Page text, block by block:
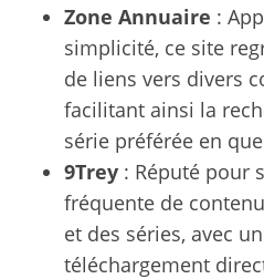
Zone Annuaire :
simplicité, ce site
de liens vers divers
facilitant ainsi la
série préférée en
9Trey: Réputé pour
fréquente de
et des séries, avec
téléchargement